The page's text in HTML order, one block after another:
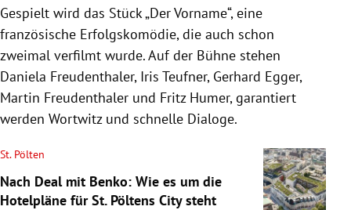
Gespielt wird das Stück „Der Vorname“, eine
französische Erfolgskomödie, die auch schon
zweimal verfilmt wurde. Auf der Bühne stehen
Daniela Freudenthaler, Iris Teufner, Gerhard Egger,
Martin Freudenthaler und Fritz Humer, garantiert
werden Wortwitz und schnelle Dialoge.
St. Pölten
Nach Deal mit Benko: Wie es um die
Hotelpläne für St. Pöltens City steht